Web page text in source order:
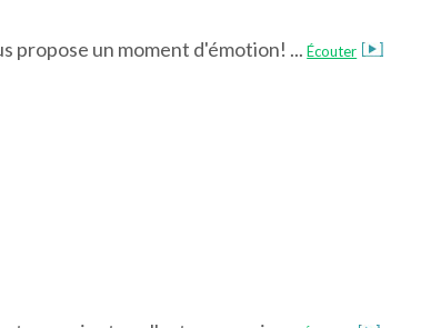
propose un moment d'émotion! ... Écouter